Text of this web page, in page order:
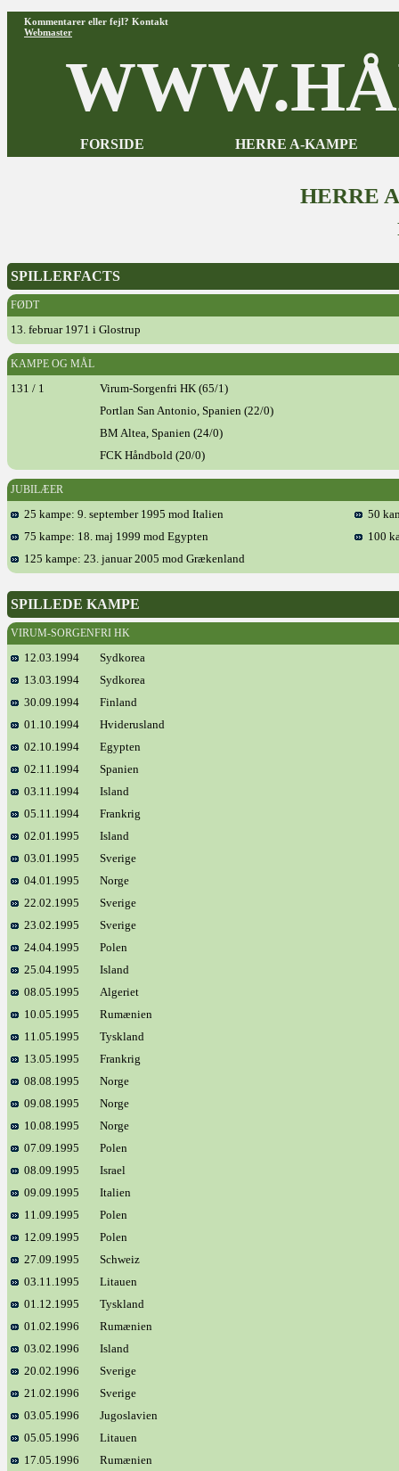
Kommentarer eller fejl? Kontakt
Webmaster
FORSIDE HERRE A-KAMPE
HERRE
SPILLERFACTS
FØDT
13. februar 1971 i Glostrup
KAMPE OG MÅL
131 / 1
Virum-Sorgenfri HK (65/1)
Portlan San Antonio, Spanien (22/0)
BM Altea, Spanien (24/0)
FCK Håndbold (20/0)
JUBILÆER
25 kampe: 9. september 1995 mod Italien
50
75 kampe: 18. maj 1999 mod Egypten
100
125 kampe: 23. januar 2005 mod Grækenland
SPILLEDE KAMPE
VIRUM-SORGENFRI HK
12.03.1994
Sydkorea
13.03.1994
Sydkorea
30.09.1994
Finland
01.10.1994
Hviderusland
02.10.1994
Egypten
02.11.1994
Spanien
03.11.1994
Island
05.11.1994
Frankrig
02.01.1995
Island
03.01.1995
Sverige
04.01.1995
Norge
22.02.1995
Sverige
23.02.1995
Sverige
24.04.1995
Polen
25.04.1995
Island
08.05.1995
Algeriet
10.05.1995
Rumænien
11.05.1995
Tyskland
13.05.1995
Frankrig
08.08.1995
Norge
09.08.1995
Norge
10.08.1995
Norge
07.09.1995
Polen
08.09.1995
Israel
09.09.1995
Italien
11.09.1995
Polen
12.09.1995
Polen
27.09.1995
Schweiz
03.11.1995
Litauen
01.12.1995
Tyskland
01.02.1996
Rumænien
03.02.1996
Island
20.02.1996
Sverige
21.02.1996
Sverige
03.05.1996
Jugoslavien
05.05.1996
Litauen
17.05.1996
Rumænien